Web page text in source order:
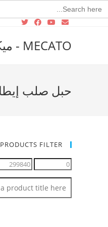
Search
for:
MECATO - ميكاتو
حبل صلب إيطالي
PRODUCTS FILTER